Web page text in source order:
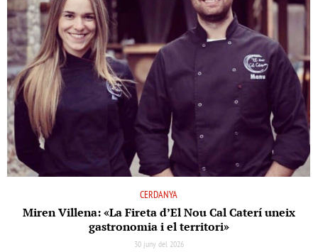
CERDANYA
Miren Villena: «La Fireta d’El Nou Cal Caterí uneix
gastronomia i el territori»
30 juny del 2026